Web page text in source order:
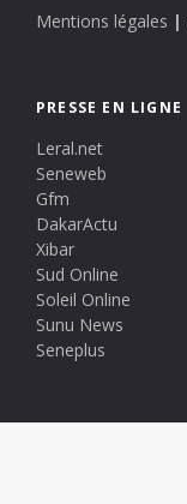
Mentions légales |
PRESSE EN LIGNE
Leral.net
Seneweb
Gfm
DakarActu
Xibar
Sud Online
Soleil Online
Sunu News
Seneplus